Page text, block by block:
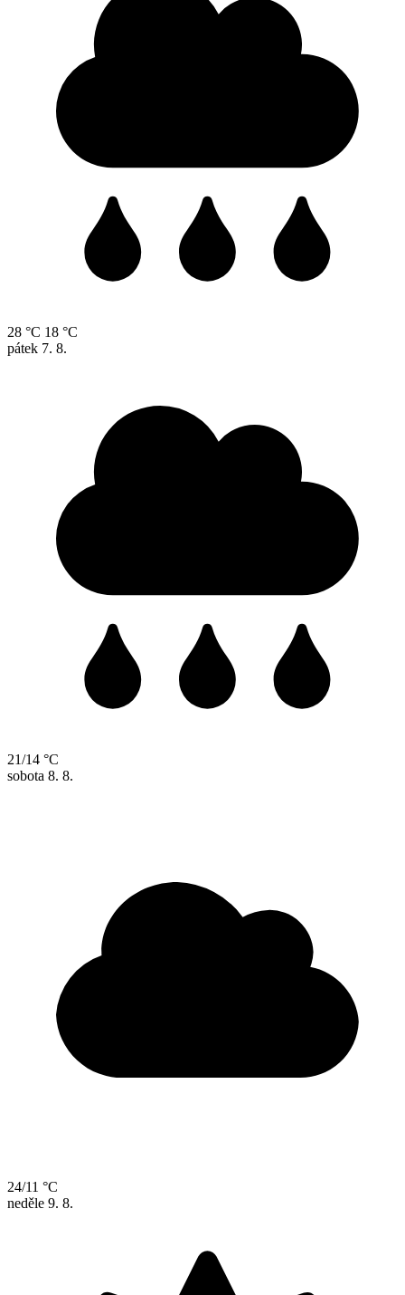
28 °C 18 °C
pátek 7. 8.
21/14 °C
sobota 8. 8.
24/11 °C
neděle 9. 8.